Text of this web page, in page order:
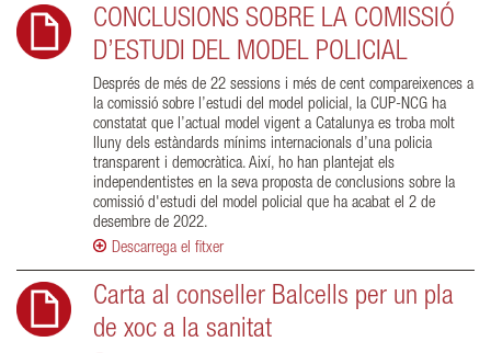
CONCLUSIONS SOBRE LA COMISSIÓ
D’ESTUDI DEL MODEL POLICIAL
Després de més de 22 sessions i més de cent compareixences a
la comissió sobre l’estudi del model policial, la CUP-NCG ha
constatat que l’actual model vigent a Catalunya es troba molt
lluny dels estàndards mínims internacionals d’una policia
transparent i democràtica. Així, ho han plantejat els
independentistes en la seva proposta de conclusions sobre la
comissió d'estudi del model policial que ha acabat el 2 de
desembre de 2022.
Descarrega el fitxer
Carta al conseller Balcells per un pla
de xoc a la sanitat